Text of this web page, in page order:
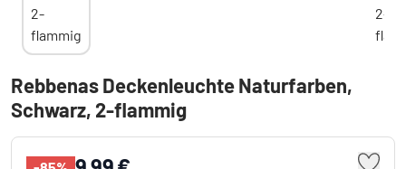
Rebbenas Deckenleuchte Naturfarben,
Schwarz, 2-flammig